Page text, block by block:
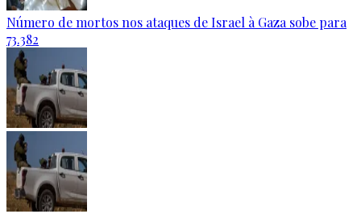
Número de mortos nos ataques de Israel à Gaza sobe para
73.382